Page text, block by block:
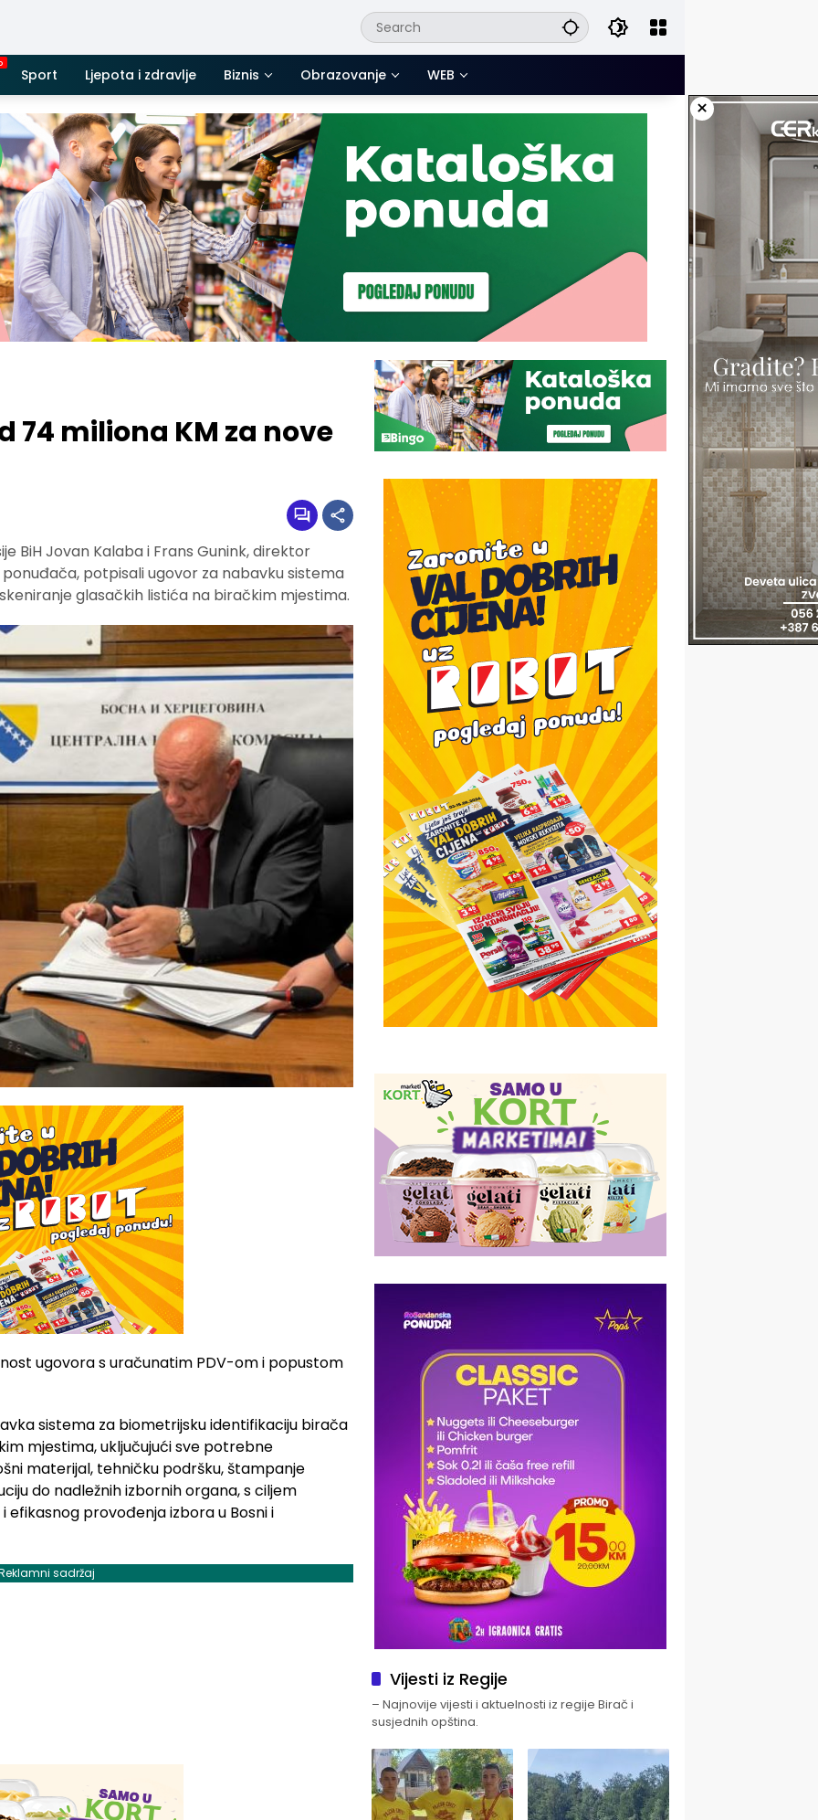
Sport Ljepota i zdravlje Biznis Obrazovanje WEB
×
74 miliona KM za nove
BiH Jovan Kalaba i Frans Gunink, direktor
potpisali ugovor za nabavku sistema
glasačkih listića na biračkim mjestima.
ugovora s uračunatim PDV-om i popustom
sistema za biometrijsku identifikaciju birača
mjestima, uključujući sve potrebne
materijal, tehničku podršku, štampanje
do nadležnih izbornih organa, s ciljem
provođenja izbora u Bosni i
sadržaj
Vijesti iz Regije
– Najnovije vijesti i aktuelnosti iz regije Birač i
susjednih opština.